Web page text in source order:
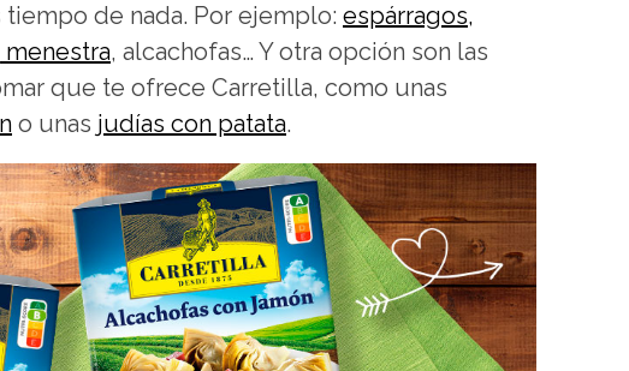
de nada. Por ejemplo: espárragos,
, alcachofas… Y otra opción son las
que te ofrece Carretilla, como unas
o unas judías con patata.